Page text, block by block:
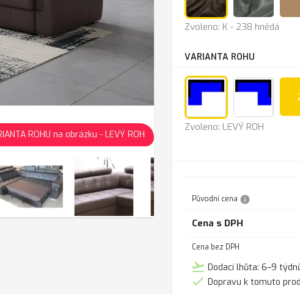
ROHU na obrázku - LEVÝ ROH
K
hnědá
Zvoleno: K - 238 hnědá
VARIANTA ROHU
LEVÝ
Zvoleno: LEVÝ ROH
Původní cena info
Cena s DPH
Cena bez DPH
flight_takeoff Dodací lhůta: 6–9
 Dopravu k tomuto